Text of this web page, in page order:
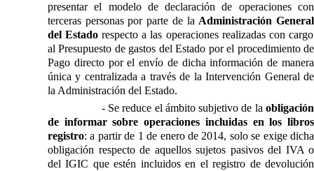
presentar el modelo de declaración de operaciones con
terceras personas por parte de la Administración General
del Estado respecto a las operaciones realizadas con cargo
al Presupuesto de gastos del Estado por el procedimiento de
Pago directo por el envío de dicha información de manera
única y centralizada a través de la Intervención General de
la Administración del Estado.
- Se reduce el ámbito subjetivo de laobligación
de informar sobre operaciones incluidas en los libros
registro: a partir de 1 de enero de 2014, solo se exige dicha
obligación respecto de aquellos sujetos pasivos del IVA o
del IGIC que estén incluidos en el registro de devolución